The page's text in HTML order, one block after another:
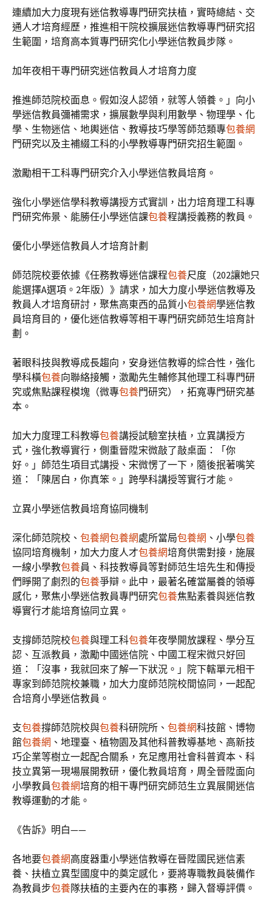
連續加大力度現有迷信教導專門研究扶植，實時總結、交
通人才培育經歷，推進相干院校擴展迷信教導專門研究招
生範圍，培育高本質專門研究化小學迷信教員步隊。
加年夜相干專門研究迷信教員人才培育力度
推進師范院校面息。假如沒人認領，就等人領養。」向小
學迷信教員彌補需求，擴展數學與利用數學、物理學、化
學、生物迷信、地輿迷信、教導技巧學等師范類專包養網
門研究以及主補綴工科的小學教導專門研究招生範圍。
激勵相干工科專門研究介入小學迷信教員培育。
強化小學迷信學科教導講授方式實訓，出力培育理工科專
門研究佈景、能勝任小學迷信課包養程講授義務的教員。
優化小學迷信教員人才培育計劃
師范院校要依據《任務教導迷信課程包養尺度（202讓她只
能選擇A選項。2年版）》請求，加大力度小學迷信教導及
教員人才培育研討，聚焦高東西的品質小包養網學迷信教
員培育目的，優化迷信教導等相干專門研究師范生培育計
劃。
著眼科技與教導成長趨向，安身迷信教導的綜合性，強化
學科橫包養向聯絡接觸，激勵先生輔修其他理工科專門研
究或焦點課程模塊（微專包養門研究），拓寬專門研究基
本。
加大力度理工科教導包養講授試驗室扶植，立異講授方
式，強化教導實行，側重晉陞宋微敲了敲桌面：「你
好。」師范生項目式講授、宋微愣了一下，隨後抿著嘴笑
道：「陳居白，你真笨。」跨學科講授等實行才能。
立異小學迷信教員培育協同機制
深化師范院校、 包養網包養網處所當局包養網 、小學包養
協同培育機制，加大力度人才包養網培育供需對接，施展
一線小學教包養員、科技教導員等對師范生培先生和傳授
們睜開了劇烈的包養爭辯。此中，最著名確當屬養的領導
感化，聚焦小學迷信教員專門研究包養焦點素養與迷信教
導實行才能培育協同立異。
支撐師范院校包養與理工科包養年夜學開放課程、學分互
認、互派教員，激勵中國迷信院、中國工程宋微只好回
道：「沒事，我就回來了解一下狀況。」院下轄單元相干
專家到師范院校兼職，加大力度師范院校間協同，一起配
合培育小學迷信教員。
支包養撐師范院校與包養科研院所、 包養網科技館、博物
館包養網 、地理臺、植物園及其他科普教導基地、高新技
巧企業等樹立一起配合關系，充足應用社會科普資本、科
技立異第一現場展開教研，優化教員培育，周全晉陞面向
小學教員包養網培育的相干專門研究師范生立異展開迷信
教導運動的才能。
《告訴》明白——
各地要包養網高度器重小學迷信教導在晉陞國民迷信素
養、扶植立異型國度中的奠定感化，要將專職教員裝備作
為教員步包養隊扶植的主要內在的事務，歸入督導評價。